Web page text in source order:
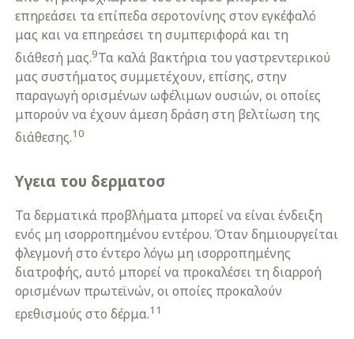
επηρεάσει τα επίπεδα σεροτονίνης στον εγκέφαλό
μας και να επηρεάσει τη συμπεριφορά και τη
διάθεσή μας.9Τα καλά βακτήρια του γαστρεντερικού
μας συστήματος συμμετέχουν, επίσης, στην
παραγωγή ορισμένων ωφέλιμων ουσιών, οι οποίες
μπορούν να έχουν άμεση δράση στη βελτίωση της
διάθεσης.10
Υγεια του δερματοσ
Τα δερματικά προβλήματα μπορεί να είναι ένδειξη
ενός μη ισορροπημένου εντέρου. Όταν δημιουργείται
φλεγμονή στο έντερο λόγω μη ισορροπημένης
διατροφής, αυτό μπορεί να προκαλέσει τη διαρροή
ορισμένων πρωτεϊνών, οι οποίες προκαλούν
ερεθισμούς στο δέρμα.11